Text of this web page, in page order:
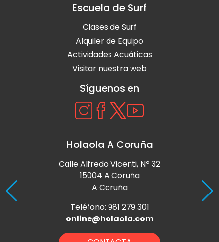
Escuela de Surf
Clases de Surf
Alquiler de Equipo
Actividades Acuáticas
Visitar nuestra web
Síguenos en
Holaola A Coruña
Calle Alfredo Vicenti, Nº 32
15004 A Coruña
A Coruña
Teléfono: 981 279 301
online@holaola.com